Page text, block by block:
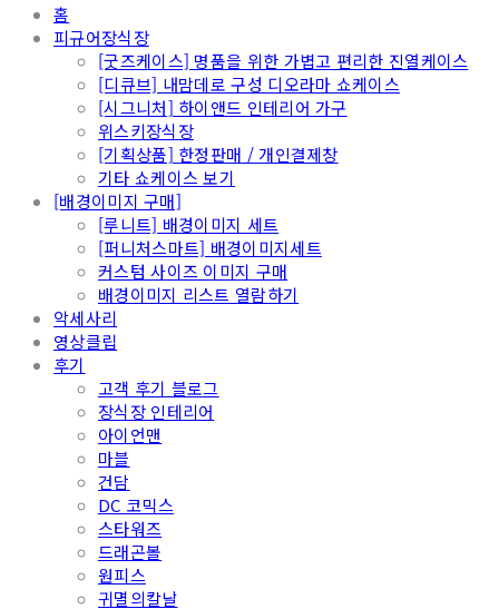
홈
피규어장식장
[굿즈케이스] 명품을 위한 가볍고 편리한 진열케이스
[디큐브] 내맘데로 구성 디오라마 쇼케이스
[시그니처] 하이앤드 인테리어 가구
위스키장식장
[기획상품] 한정판매 / 개인결제창
기타 쇼케이스 보기
[배경이미지 구매]
[루니트] 배경이미지 세트
[퍼니처스마트] 배경이미지세트
커스텀 사이즈 이미지 구매
배경이미지 리스트 열람하기
악세사리
영상클립
후기
고객 후기 블로그
장식장 인테리어
아이언맨
마블
건담
DC 코믹스
스타워즈
드래곤볼
원피스
귀멸의칼날